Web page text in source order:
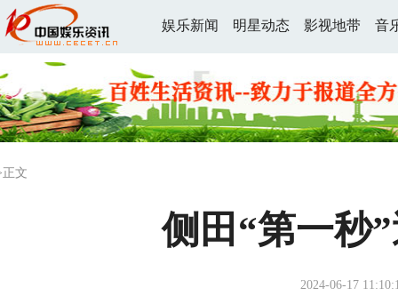
娱乐新闻 明星动态 影视地带 音
文
侧田“第一秒
2024-06-17